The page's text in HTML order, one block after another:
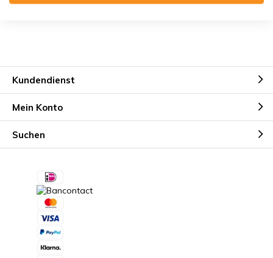
Kundendienst
Mein Konto
Suchen